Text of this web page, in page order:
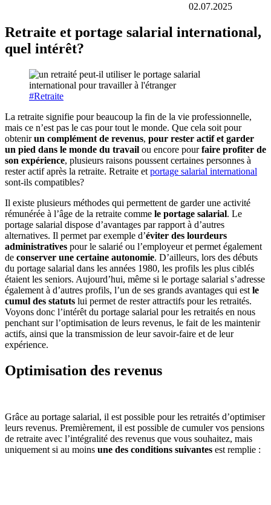
02.07.2025
Retraite et portage salarial international,
quel intérêt?
#Retraite
La retraite signifie pour beaucoup la fin de la vie professionnelle,
mais ce n’est pas le cas pour tout le monde. Que cela soit pour
obtenirun complément de revenus, pour rester actif et garder
un pied dans le monde du travail ou encore pourfaire profiter de
son expérience, plusieurs raisons poussent certaines personnes à
rester actif après la retraite. Retraite et portage salarial international
sont-ils compatibles?
Il existe plusieurs méthodes qui permettent de garder une activité
rémunérée à l’âge de la retraite comme le portage salarial. Le
portage salarial dispose d’avantages par rapport à d’autres
alternatives. Il permet par exemple d’éviter des lourdeurs
administratives pour le salarié ou l’employeur et permet également
de conserver une certaine autonomie. D’ailleurs, lors des débuts
du portage salarial dans les années 1980, les profils les plus ciblés
étaient les seniors. Aujourd’hui, même si le portage salarial s’adresse
également à d’autres profils, l’un de ses grands avantages qui est le
cumul des statuts lui permet de rester attractifs pour les retraités.
Voyons donc l’intérêt du portage salarial pour les retraités en nous
penchant sur l’optimisation de leurs revenus, le fait de les maintenir
actifs, ainsi que la transmission de leur savoir-faire et de leur
expérience.
Optimisation des revenus
Grâce au portage salarial, il est possible pour les retraités d’optimiser
leurs revenus. Premièrement, il est possible de cumuler vos pensions
de retraite avec l’intégralité des revenus que vous souhaitez, mais
uniquement si au moins une des conditions suivantes est remplie :